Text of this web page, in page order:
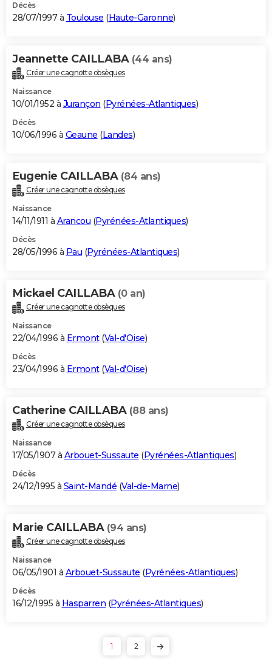
Décès
28/07/1997 à Toulouse (Haute-Garonne)
Jeannette CAILLABA (44 ans)
Créer une cagnotte obsèques
Naissance
10/01/1952 à Jurançon (Pyrénées-Atlantiques)
Décès
10/06/1996 à Geaune (Landes)
Eugenie CAILLABA (84 ans)
Créer une cagnotte obsèques
Naissance
14/11/1911 à Arancou (Pyrénées-Atlantiques)
Décès
28/05/1996 à Pau (Pyrénées-Atlantiques)
Mickael CAILLABA (0 an)
Créer une cagnotte obsèques
Naissance
22/04/1996 à Ermont(Val-d'Oise)
Décès
23/04/1996 à Ermont(Val-d'Oise)
Catherine CAILLABA (88 ans)
Créer une cagnotte obsèques
Naissance
17/05/1907 à Arbouet-Sussaute (Pyrénées-Atlantiques)
Décès
24/12/1995 à Saint-Mandé (Val-de-Marne)
Marie CAILLABA (94 ans)
Créer une cagnotte obsèques
Naissance
06/05/1901 à Arbouet-Sussaute (Pyrénées-Atlantiques)
Décès
16/12/1995 à Hasparren (Pyrénées-Atlantiques)
1 2